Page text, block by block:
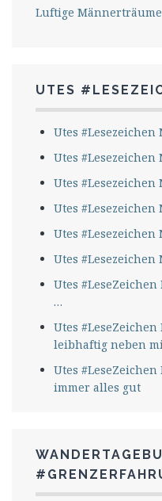
Luftige
UTES
Utes #Lesezeichen
Utes #Lesezeichen
Utes #Lesezeichen
Utes
Utes
Utes #Lesezeichen
Utes
…
Utes
leibhaftig neben
Utes
immer alles gut